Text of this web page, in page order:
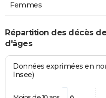
Femmes
Répartition des décès
d'âges
Données exprimées en
Insee)